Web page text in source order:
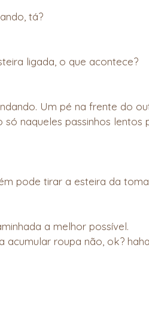
tá?
ligada, o que acontece?
Um pé na frente do
naqueles passinhos lentos
pode tirar a esteira da
a melhor possível.
acumular roupa não, ok?